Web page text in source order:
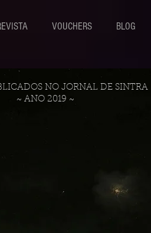
VOUCHERS BLOG
NO JORNAL DE SINTRA
~ ANO 2019 ~